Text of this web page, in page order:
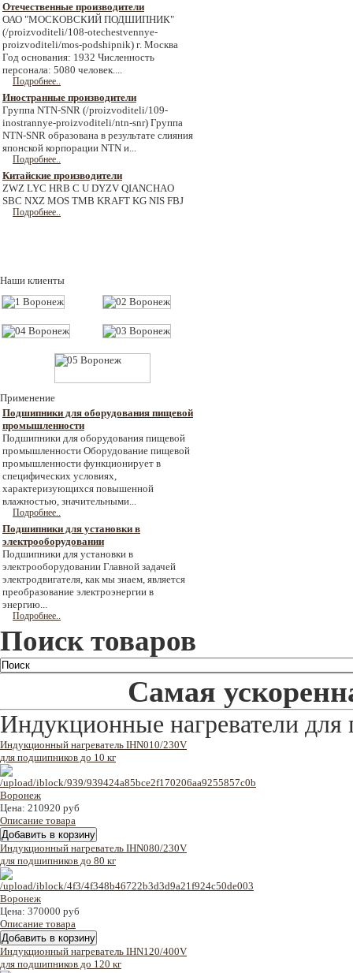
Отечественные производители
ОАО "МОСКОВСКИЙ ПОДШИПНИК"
(/proizvoditeli/108-otechestvennye-
proizvoditeli/mos-podshipnik) г. Москва
Год основания: 1932 Численность
персонала: 5080 человек....
Подробнее..
Иностранные производители
Группа NTN-SNR (/proizvoditeli/109-
inostrannye-proizvoditeli/ntn-snr) Группа
NTN-SNR образована в результате слияния
японской корпорации NTN и...
Подробнее..
Китайские производители
ZWZ LYC HRB C U DYZV QIANCHAO
SBC NXZ MOS TMB KRAFT KG NIS FBJ
Подробнее..
Наши клиенты
Применение
Подшипники для оборудования пищевой
промышленности
Подшипники для оборудования пищевой
промышленности Оборудование пищевой
промышленности функционирует в
специфических условиях,
характеризующихся повышенной
влажностью, значительными...
Подробнее..
Подшипники для установки в
электрооборудовании
Подшипники для установки в
электрооборудовании Главной задачей
электродвигателя, как мы знаем, является
преобразование электроэнергии в
энергию...
Подробнее..
Поиск товаров
Самая
Индукционные нагреватели
Индукционный нагреватель IHN010/230V
для подшипников до 10 кг
Цена: 210920 руб
Описание товара
Индукционный нагреватель IHN080/230V
для подшипников до 80 кг
Цена: 370000 руб
Описание товара
Индукционный нагреватель IHN120/400V
для подшипников до 120 кг